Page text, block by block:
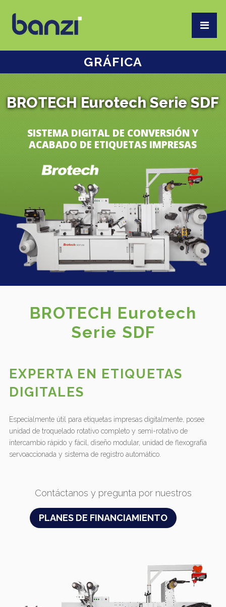
GRÁFICA
BROTECH Eurotech Serie SDF
SISTEMA DIGITAL DE CONVERSIÓN Y
ACABADO DE ETIQUETAS IMPRESAS
BROTECH Eurotech
Serie SDF
EXPERTA EN ETIQUETAS
DIGITALES
Especialmente útil para etiquetas impresas digitalmente, posee
unidad de troquelado rotativo completo y semi-rotativo de
intercambio rápido y fácil, diseño modular, unidad de flexografía
servoaccionada y sistema de registro automático.
Contáctanos y pregunta por nuestros
PLANES DE FINANCIAMIENTO